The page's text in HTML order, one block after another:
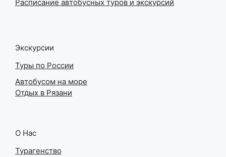
Расписание автобусных туров и экскурсий
Экскурсии
Туры по России
Автобусом на море
Отдых в Рязани
О Нас
Турагенство